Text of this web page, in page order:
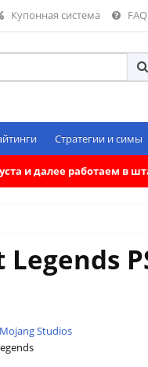
Купонная система FAQ
Стратегии и симы
и далее работаем в
Mojang Studios